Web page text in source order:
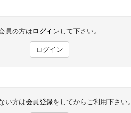
員の方はログイン して下さい。
ログイン
い方は会員登録をしてからご利用下さい。